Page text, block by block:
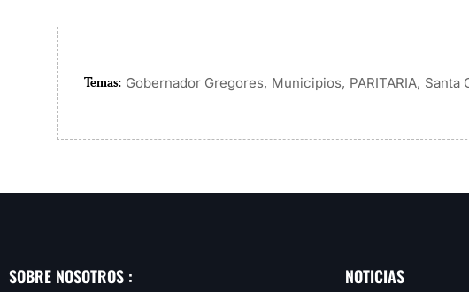
Temas: Gobernador Gregores, Municipios, PARITARIA, Santa
SOBRE NOSOTROS : NOTICIAS